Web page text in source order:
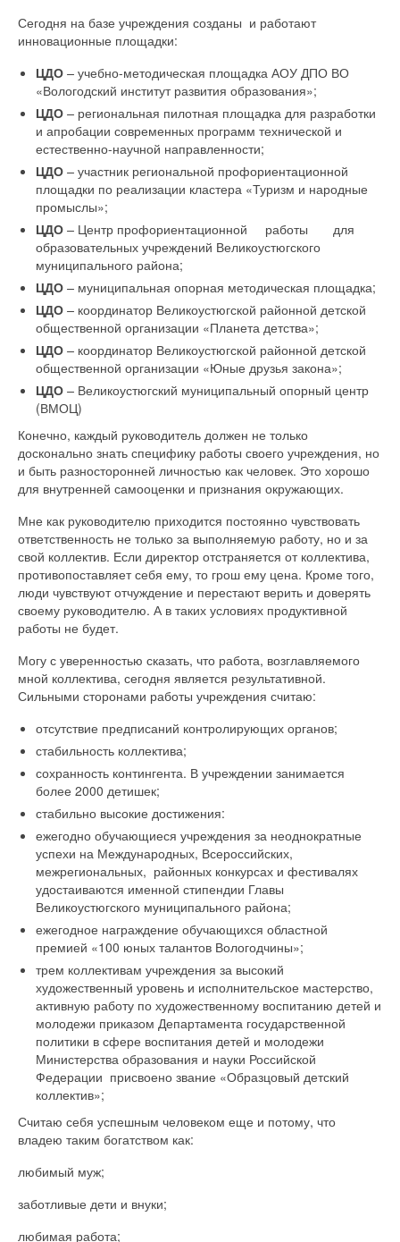
Сегодня на базе учреждения созданы и работают
инновационные площадки:
ЦДО – учебно-методическая площадка АОУ ДПО ВО
«Вологодский институт развития образования»;
ЦДО – региональная пилотная площадка для разработки
и апробации современных программ технической и
естественно-научной направленности;
ЦДО – участник региональной профориентационной
площадки по реализации кластера «Туризм и народные
промыслы»;
ЦДО – Центр профориентационной работы для
образовательных учреждений Великоустюгского
муниципального района;
ЦДО – муниципальная опорная методическая площадка;
ЦДО – координатор Великоустюгской районной детской
общественной организации «Планета детства»;
ЦДО – координатор Великоустюгской районной детской
общественной организации «Юные друзья закона»;
ЦДО – Великоустюгский муниципальный опорный центр
(ВМОЦ)
Конечно, каждый руководитель должен не только
досконально знать специфику работы своего учреждения, но
и быть разносторонней личностью как человек. Это хорошо
для внутренней самооценки и признания окружающих.
Мне как руководителю приходится постоянно чувствовать
ответственность не только за выполняемую работу, но и за
свой коллектив. Если директор отстраняется от коллектива,
противопоставляет себя ему, то грош ему цена. Кроме того,
люди чувствуют отчуждение и перестают верить и доверять
своему руководителю. А в таких условиях продуктивной
работы не будет.
Могу с уверенностью сказать, что работа, возглавляемого
мной коллектива, сегодня является результативной.
Сильными сторонами работы учреждения считаю:
отсутствие предписаний контролирующих органов;
стабильность коллектива;
сохранность контингента. В учреждении занимается
более 2000 детишек;
стабильно высокие достижения:
ежегодно обучающиеся учреждения за неоднократные
успехи на Международных, Всероссийских,
межрегиональных, районных конкурсах и фестивалях
удостаиваются именной стипендии Главы
Великоустюгского муниципального района;
ежегодное награждение обучающихся областной
премией «100 юных талантов Вологодчины»;
трем коллективам учреждения за высокий
художественный уровень и исполнительское мастерство,
активную работу по художественному воспитанию детей и
молодежи приказом Департамента государственной
политики в сфере воспитания детей и молодежи
Министерства образования и науки Российской
Федерации присвоено звание «Образцовый детский
коллектив»;
Считаю себя успешным человеком еще и потому, что
владею таким богатством как:
любимый муж;
заботливые дети и внуки;
любимая работа;